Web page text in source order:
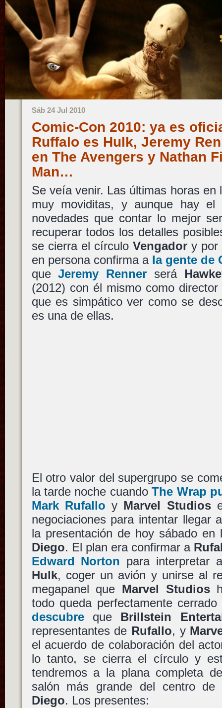
Sáb 24 Jul 2010
Comic-Con 2010: ya es
Ruffalo es Hulk, Jeremy
en The Avengers y Nathan
Man…
Se veía venir. Las últimas horas en
muy moviditas, y aunque hay
novedades que contar lo mejor
recuperar todos los detalles
se cierra el círculo Vengadory por
en persona confirma a la gente de
queJeremy Renner será
(2012) con él mismo como
que es simpático ver como se
es una de ellas.
El otro valor del supergrupo se
la tarde noche cuandoThe Wrap
Mark Rufallo y Marvel Studios
negociaciones para intentar llegar
la presentación de hoy sábado
Diego. El plan era confirmar a
Edward Norton para interpretar
Hulk, coger un avión y unirse al
megapanel que Marvel Studios
todo queda perfectamente
descubreque Brillstein
representantes de Rufallo, y
el acuerdo de colaboración del
lo tanto, se cierra el círculo y
tendremos a la plana completa
salón más grande del centro
Diego. Los presentes: